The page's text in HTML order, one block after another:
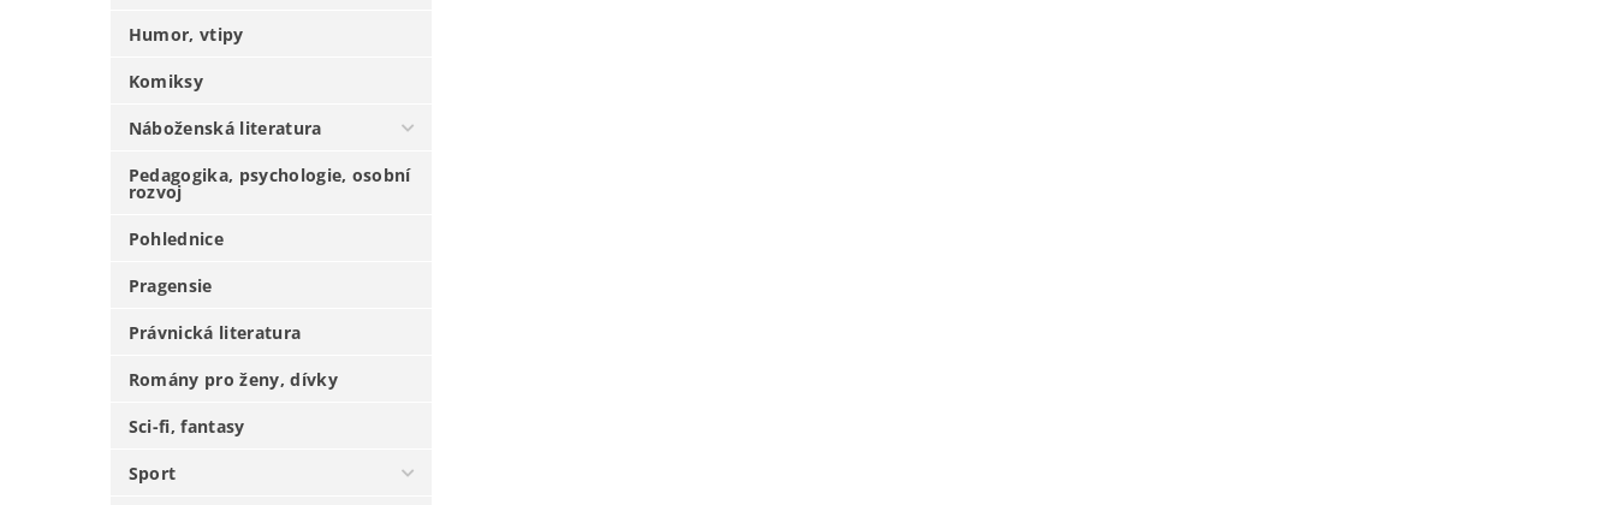
Humor, vtipy
Komiksy
Náboženská literatura
Pedagogika, psychologie, osobní
rozvoj
Pohlednice
Pragensie
Právnická literatura
Romány pro ženy, dívky
Sci-fi, fantasy
Sport